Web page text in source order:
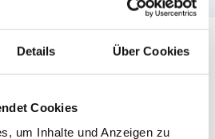
Details Über Cookies
Cookies
um Inhalte und Anzeigen zu